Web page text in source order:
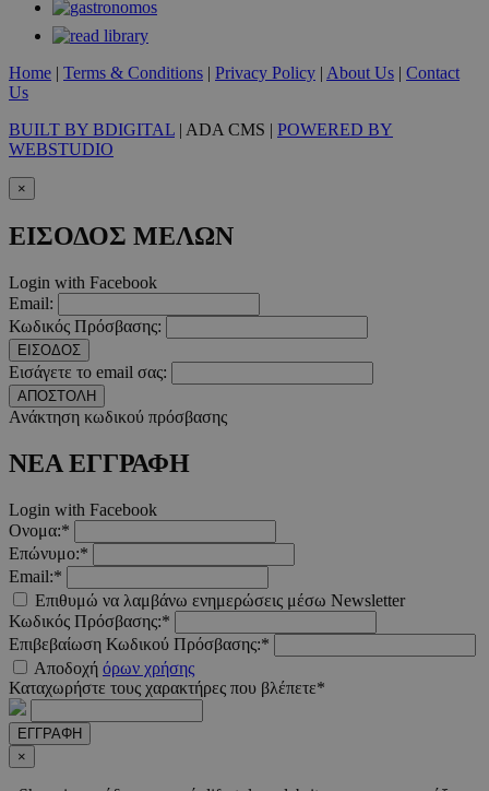
Home | Terms & Conditions | Privacy Policy | About Us | Contact
Us
BUILT BY BDIGITAL | ADA CMS | POWERED BY
WEBSTUDIO
×
ΕΙΣΟΔΟΣ ΜΕΛΩΝ
Login with Facebook
Email:
Κωδικός Πρόσβασης:
ΕΙΣΟΔΟΣ
Εισάγετε το email σας:
ΑΠΟΣΤΟΛΗ
Ανάκτηση κωδικού πρόσβασης
ΝΕΑ ΕΓΓΡΑΦΗ
Login with Facebook
Ονομα:*
Επώνυμο:*
Email:*
Επιθυμώ να λαμβάνω ενημερώσεις μέσω Newsletter
Κωδικός Πρόσβασης:*
Επιβεβαίωση Κωδικού Πρόσβασης:*
Αποδοχή όρων χρήσης
Καταχωρήστε τους χαρακτήρες που βλέπετε*
ΕΓΓΡΑΦΗ
×
_scc_session
adserver.com